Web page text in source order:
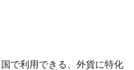
で利用できる、外貨に特化